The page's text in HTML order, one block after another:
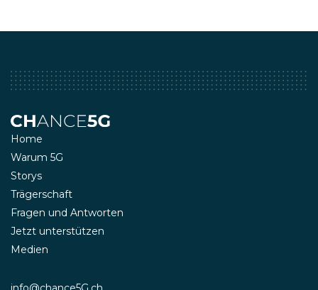
Home
Warum 5G
Storys
Trägerschaft
Fragen und Antworten
Jetzt unterstützen
Medien